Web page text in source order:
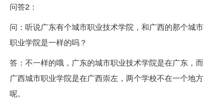
问答2：
问：听说广东有个城市职业技术学院，和广西的那个城市
职业学院是一样的吗？
答：不一样的哦，广东的城市职业技术学院是在广东，而
广西城市职业学院是在广西崇左，两个学校不在一个地方
呢。